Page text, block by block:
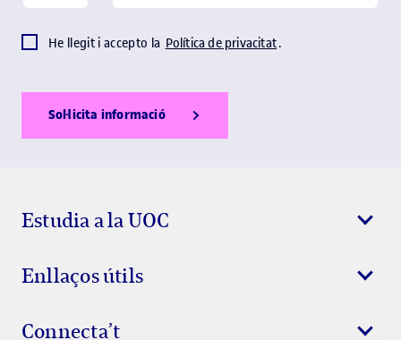
He llegit i accepto la Política de privacitat.
Sol·licita informació
Estudia a la UOC
Enllaços útils
Connecta’t